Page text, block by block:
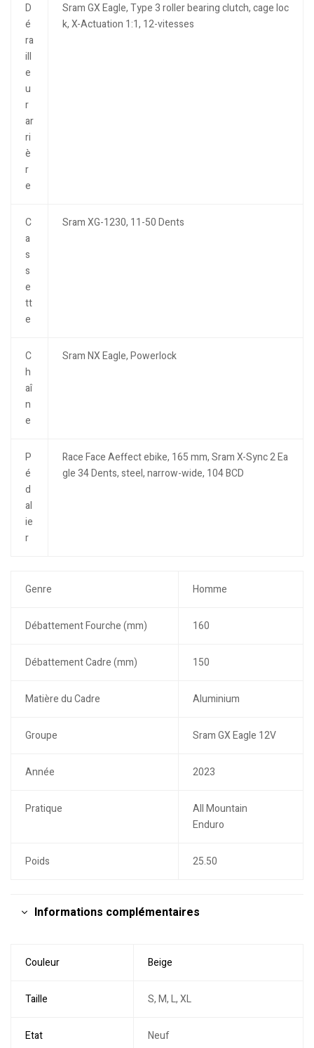
D
é
ra
ill
e
u
r
ar
ri
è
r
e
Sram GX Eagle, Type 3 roller bearing clutch, cage loc
k, X-Actuation 1:1, 12-vitesses
C
a
s
s
e
tt
e
Sram XG-1230, 11-50 Dents
C
h
aî
n
e
Sram NX Eagle, Powerlock
P
é
d
al
ie
r
Race Face Aeffect ebike, 165 mm, Sram X-Sync 2 Ea
gle 34 Dents, steel, narrow-wide, 104 BCD
Genre Homme
Débattement Fourche (mm) 160
Débattement Cadre (mm) 150
Matière du Cadre Aluminium
Groupe Sram GX Eagle 12V
Année 2023
Pratique
All Mountain
Enduro
Poids 25.50
Informations complémentaires
Couleur Beige
Taille S, M, L, XL
Etat Neuf